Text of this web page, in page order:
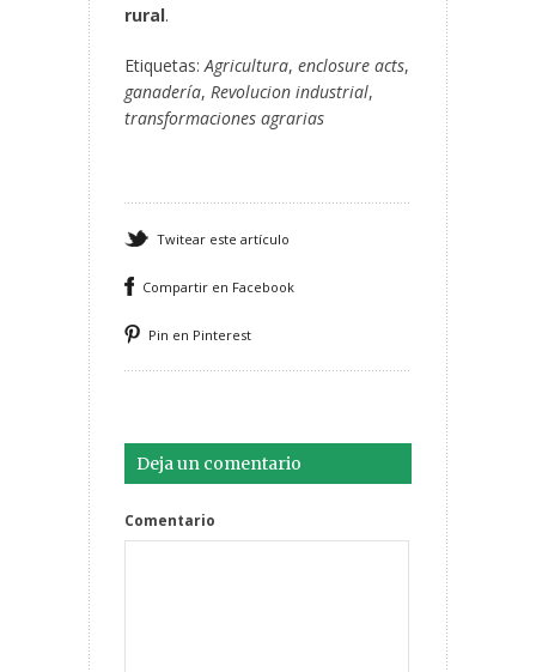
rural.
Etiquetas:Agricultura, enclosure acts,
ganadería, Revolucion industrial,
transformaciones agrarias
Twitear este artículo
Compartir en Facebook
Pin en Pinterest
Deja un comentario
Comentario